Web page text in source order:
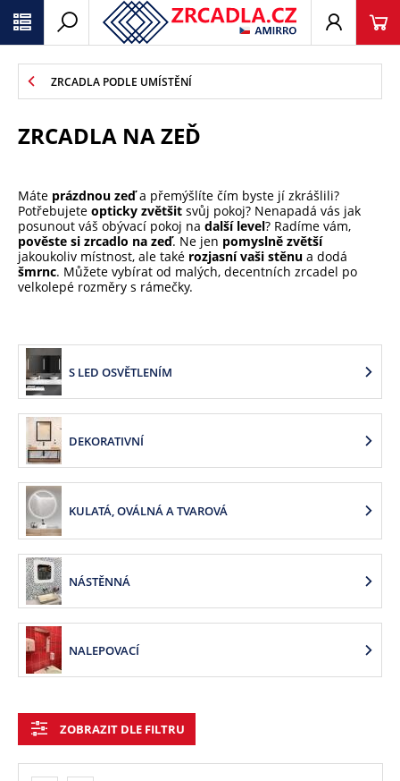
ZRCADLA PODLE UMÍSTĚNÍ
ZRCADLA NA ZEĎ
Máte prázdnou zeďa přemýšlíte čím byste jí zkrášlili?
Potřebujete opticky zvětšit svůj pokoj? Nenapadá vás jak
posunout váš obývací pokoj na další level? Radíme vám,
pověste si zrcadlo na zeď. Ne jen pomyslně zvětší
jakoukoliv místnost, ale také rozjasní vaši stěnu a dodá
šmrnc. Můžete vybírat od malých, decentních zrcadel po
velkolepé rozměry s rámečky.
S LED OSVĚTLENÍM
DEKORATIVNÍ
KULATÁ, OVÁLNÁ A TVAROVÁ
NÁSTĚNNÁ
NALEPOVACÍ
ZOBRAZIT DLE FILTRU